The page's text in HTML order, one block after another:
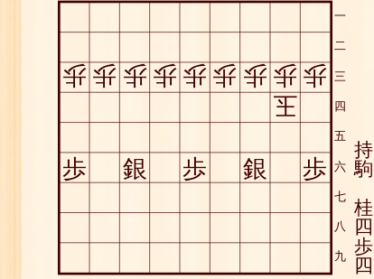
一
二
三
四
五
六
七
八
九
歩 歩 歩 歩 歩 歩 歩 歩 歩
玉
歩 銀 歩 銀 歩
四
歩
四
桂
駒
持